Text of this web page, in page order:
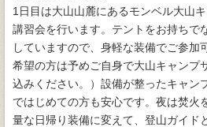
1日目は大山山麓にあるモンベル大山
講習会を行います。テントをお持ちで
していますので、身軽な装備でご参加
希望の方は予めご自身で大山キャンプ
込みください。）設備が整ったキャン
ではじめての方も安心です。夜は焚火
量な日帰り装備に変えて、登山ガイド